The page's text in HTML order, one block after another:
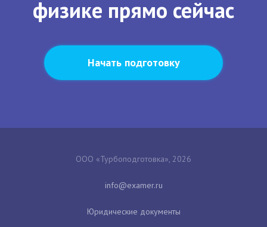
физике прямо сейчас
Начать подготовку
ООО «Турбоподготовка», 2026
Юридические документы